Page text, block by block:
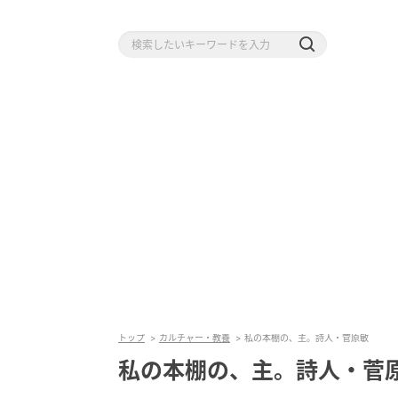
トップ カルチャー・教養 私の本棚の、主。詩人・菅原敏
私の本棚の、主。詩人・菅